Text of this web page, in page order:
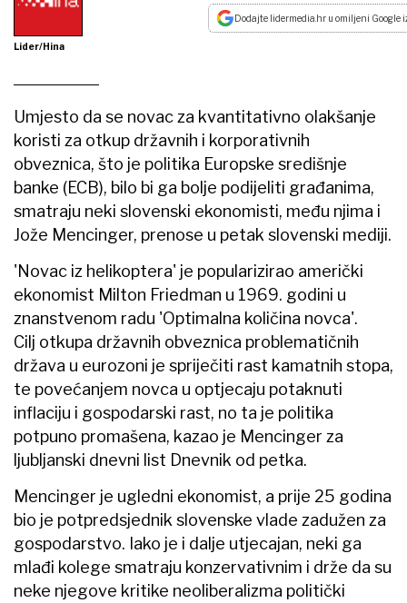
Lider/Hina
Dodajte lidermedia.hr u omiljeni Google
Umjesto da se novac za kvantitativno olakšanje
koristi za otkup državnih i korporativnih
obveznica, što je politika Europske središnje
banke (ECB), bilo bi ga bolje podijeliti građanima,
smatraju neki slovenski ekonomisti, među njima i
Jože Mencinger, prenose u petak slovenski mediji.
'Novac iz helikoptera' je popularizirao američki
ekonomist Milton Friedman u 1969. godini u
znanstvenom radu 'Optimalna količina novca'.
Cilj otkupa državnih obveznica problematičnih
država u eurozoni je spriječiti rast kamatnih stopa,
te povećanjem novca u optjecaju potaknuti
inflaciju i gospodarski rast, no ta je politika
potpuno promašena, kazao je Mencinger za
ljubljanski dnevni list Dnevnik od petka.
Mencinger je ugledni ekonomist, a prije 25 godina
bio je potpredsjednik slovenske vlade zadužen za
gospodarstvo. Iako je i dalje utjecajan, neki ga
mlađi kolege smatraju konzervativnim i drže da su
neke njegove kritike neoliberalizma politički